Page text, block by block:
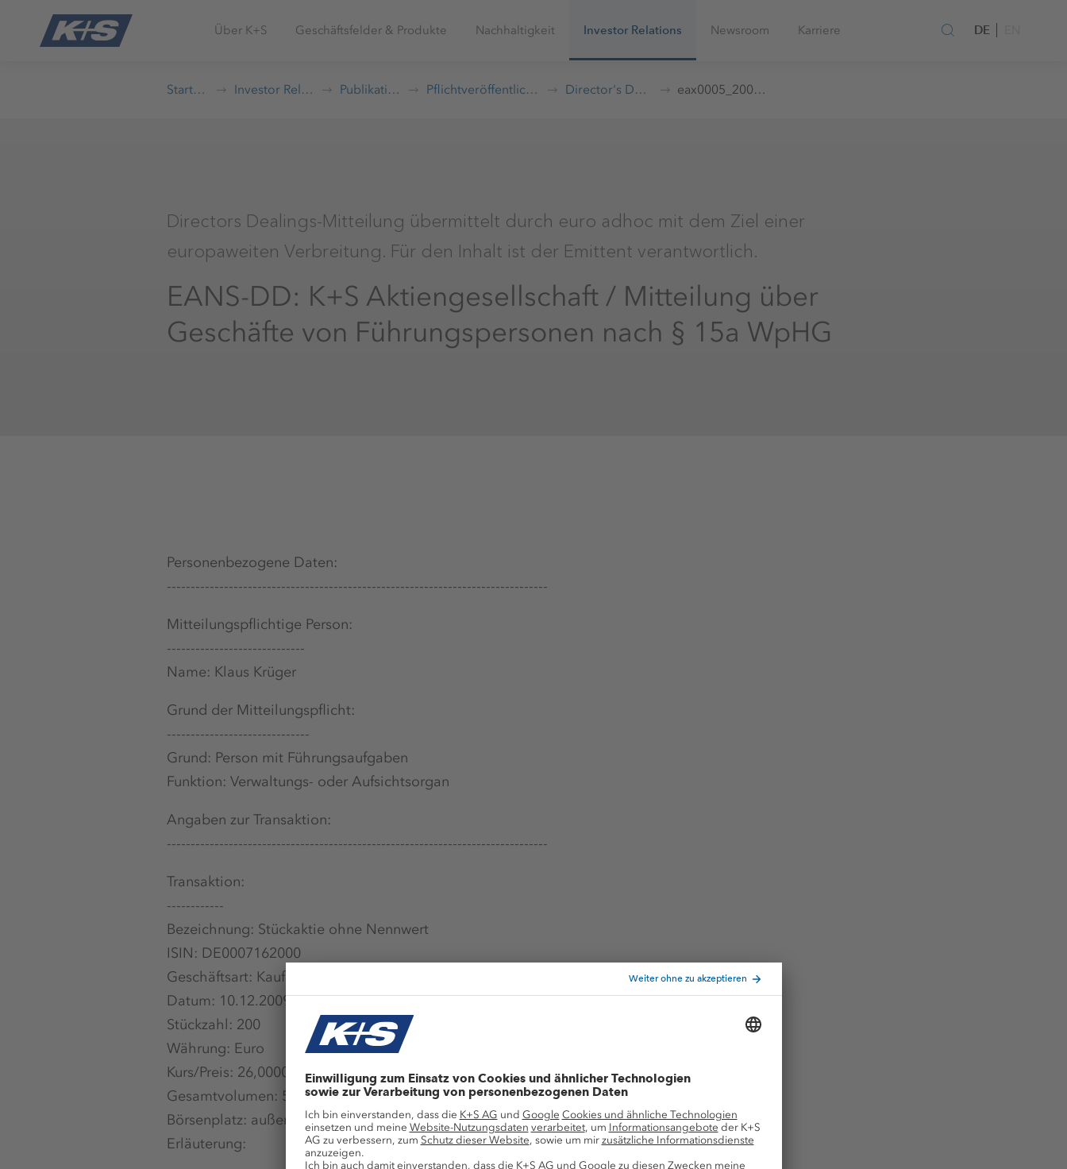
Über K+S Geschäftsfelder & Produkte Nachhaltigkeit Investor Relations Newsroom Karriere DE
Startseite Investor Relations Publikationen Pflichtveröffentlichungen Director's Dealings eax0005_20091210
Directors Dealings-Mitteilung übermittelt durch euro adhoc mit dem Ziel einer
europaweiten Verbreitung. Für den Inhalt ist der Emittent verantwortlich.
EANS-DD: K+S Aktiengesellschaft / Mitteilung über
Geschäfte von Führungspersonen nach § 15a WpHG
Personenbezogene Daten:
--------------------------------------------------------------------------------
Mitteilungspflichtige Person:
-----------------------------
Name: Klaus Krüger
Grund der Mitteilungspflicht:
------------------------------
Grund: Person mit Führungsaufgaben
Funktion: Verwaltungs- oder Aufsichtsorgan
Angaben zur Transaktion:
--------------------------------------------------------------------------------
Transaktion:
------------
Bezeichnung: Stückaktie ohne Nennwert
ISIN: DE0007162000
Geschäftsart: Kauf
Datum: 10.12.2009
Stückzahl: 200
Währung: Euro
Kurs/Preis: 26,0000
Gesamtvolumen: 5.200,0000
Börsenplatz: außerbörslich
Erläuterung: